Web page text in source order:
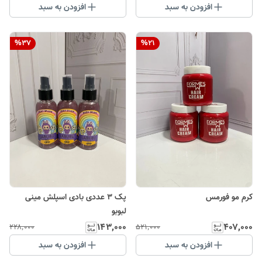
افزودن به سبد افزودن به سبد
%21
کرم مو فورمس
۴۰۷٬۰۰۰ ۵۲۱٬۰۰۰
افزودن به سبد
%37
پک ۳ عددی بادی اسپلش مینی
لبوبو
۱۴۳٬۰۰۰ ۲۲۸٬۰۰۰
افزودن به سبد